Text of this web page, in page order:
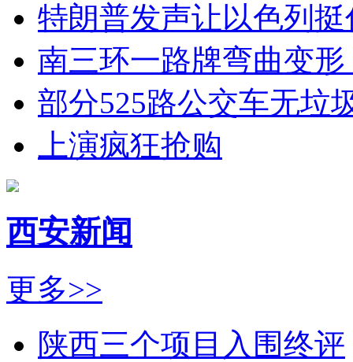
特朗普发声让以色列挺
南三环一路牌弯曲变
部分525路公交车无垃
上演疯狂抢购
西安新闻
更多>>
陕西三个项目入围终评